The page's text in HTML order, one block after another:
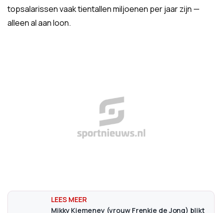
topsalarissen vaak tientallen miljoenen per jaar zijn —
alleen al aan loon.
Mikky Kiemeney (vrouw Frenkie de Jong) blikt